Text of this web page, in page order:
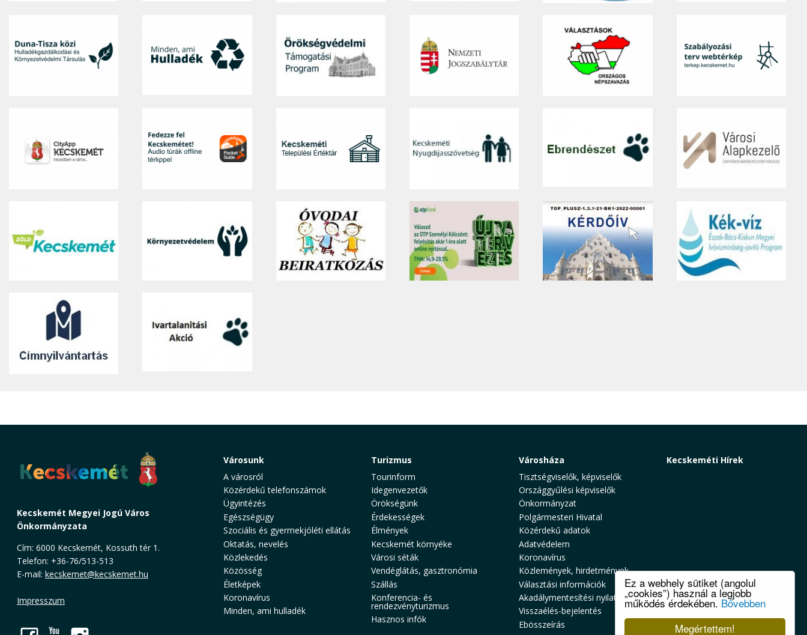
Megértettem!
Ez a webhely sütiket (angolul
„cookies”) használ a legjobb
működés érdekében. Bővebben
Kecskemét Megyei Jogú Város
Önkormányzata
Cím: 6000 Kecskemét, Kossuth tér 1.
Telefon: +36-76/513-513
E-mail: kecskemet@kecskemet.hu
Impresszum
Városunk
A városról
Közérdekű telefonszámok
Ügyintézés
Egészségügy
Szociális és gyermekjóléti ellátás
Oktatás, nevelés
Közlekedés
Közösség
Életképek
Koronavírus
Minden, ami hulladék
Turizmus
Tourinform
Idegenvezetők
Örökségünk
Érdekességek
Élmények
Kecskemét környéke
Városi séták
Vendéglátás, gasztronómia
Szállás
Konferencia- és
rendezvényturizmus
Hasznos infók
Városháza
Tisztségviselők, képviselők
Országgyűlési képviselők
Önkormányzat
Polgármesteri Hivatal
Közérdekű adatok
Adatvédelem
Koronavírus
Közlemények, hirdetmények
Választási információk
Akadálymentesítési nyilatkozat
Visszaélés-bejelentés
Ebösszeírás
Kecskeméti Hírek